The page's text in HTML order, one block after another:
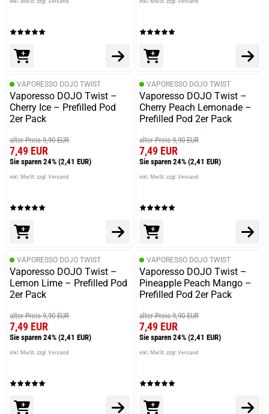
inkl. MwSt. zzgl. Versand inkl. MwSt. zzgl. Versand
VAPORESSO DOJO TWIST
Vaporesso DOJO Twist –
Cherry Ice – Prefilled Pod
2er Pack
alter Preis 9,90 EUR
7,49 EUR
Sie sparen 24% (2,41 EUR)
inkl. MwSt. zzgl. Versand
VAPORESSO DOJO TWIST
Vaporesso DOJO Twist –
Cherry Peach Lemonade –
Prefilled Pod 2er Pack
alter Preis 9,90 EUR
7,49 EUR
Sie sparen 24% (2,41 EUR)
inkl. MwSt. zzgl. Versand
VAPORESSO DOJO TWIST
Vaporesso DOJO Twist –
Lemon Lime – Prefilled Pod
2er Pack
alter Preis 9,90 EUR
7,49 EUR
Sie sparen 24% (2,41 EUR)
inkl. MwSt. zzgl. Versand
VAPORESSO DOJO TWIST
Vaporesso DOJO Twist –
Pineapple Peach Mango –
Prefilled Pod 2er Pack
alter Preis 9,90 EUR
7,49 EUR
Sie sparen 24% (2,41 EUR)
inkl. MwSt. zzgl. Versand